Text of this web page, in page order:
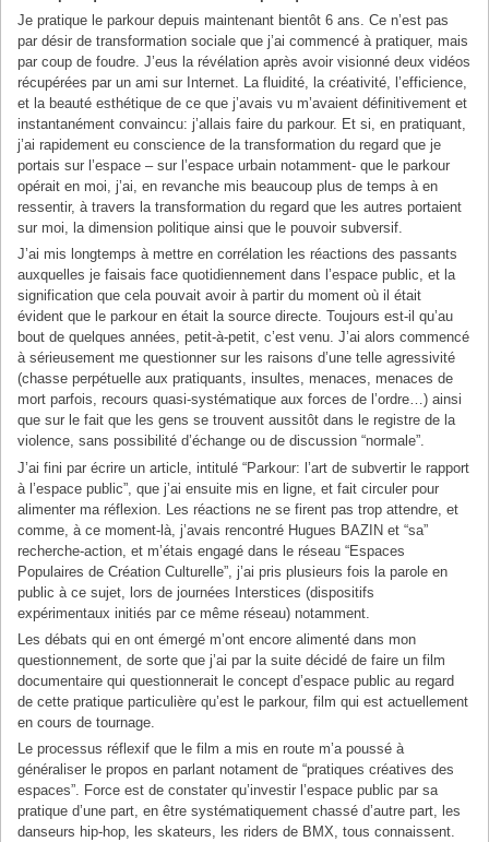
Je pratique le parkour depuis maintenant bientôt 6 ans. Ce n’est pas
par désir de transformation sociale que j’ai commencé à pratiquer, mais
par coup de foudre. J’eus la révélation après avoir visionné deux vidéos
récupérées par un ami sur Internet. La fluidité, la créativité, l’efficience,
et la beauté esthétique de ce que j’avais vu m’avaient définitivement et
instantanément convaincu: j’allais faire du parkour. Et si, en pratiquant,
j’ai rapidement eu conscience de la transformation du regard que je
portais sur l’espace – sur l’espace urbain notamment- que le parkour
opérait en moi, j’ai, en revanche mis beaucoup plus de temps à en
ressentir, à travers la transformation du regard que les autres portaient
sur moi, la dimension politique ainsi que le pouvoir subversif.
J’ai mis longtemps à mettre en corrélation les réactions des passants
auxquelles je faisais face quotidiennement dans l’espace public, et la
signification que cela pouvait avoir à partir du moment où il était
évident que le parkour en était la source directe. Toujours est-il qu’au
bout de quelques années, petit-à-petit, c’est venu. J’ai alors commencé
à sérieusement me questionner sur les raisons d’une telle agressivité
(chasse perpétuelle aux pratiquants, insultes, menaces, menaces de
mort parfois, recours quasi-systématique aux forces de l’ordre…) ainsi
que sur le fait que les gens se trouvent aussitôt dans le registre de la
violence, sans possibilité d’échange ou de discussion “normale”.
J’ai fini par écrire un article, intitulé “Parkour: l’art de subvertir le rapport
à l’espace public”, que j’ai ensuite mis en ligne, et fait circuler pour
alimenter ma réflexion. Les réactions ne se firent pas trop attendre, et
comme, à ce moment-là, j’avais rencontré Hugues BAZIN et “sa”
recherche-action, et m’étais engagé dans le réseau “Espaces
Populaires de Création Culturelle”, j’ai pris plusieurs fois la parole en
public à ce sujet, lors de journées Interstices (dispositifs
expérimentaux initiés par ce même réseau) notamment.
Les débats qui en ont émergé m’ont encore alimenté dans mon
questionnement, de sorte que j’ai par la suite décidé de faire un film
documentaire qui questionnerait le concept d’espace public au regard
de cette pratique particulière qu’est le parkour, film qui est actuellement
en cours de tournage.
Le processus réflexif que le film a mis en route m’a poussé à
généraliser le propos en parlant notament de “pratiques créatives des
espaces”. Force est de constater qu’investir l’espace public par sa
pratique d’une part, en être systématiquement chassé d’autre part, les
danseurs hip-hop, les skateurs, les riders de BMX, tous connaissent.